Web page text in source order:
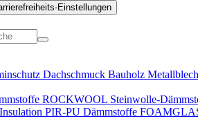
Einstellungen
Dachschmuck Bauholz
ROCKWOOL Steinwolle-
PIR-PU Dämmstoffe